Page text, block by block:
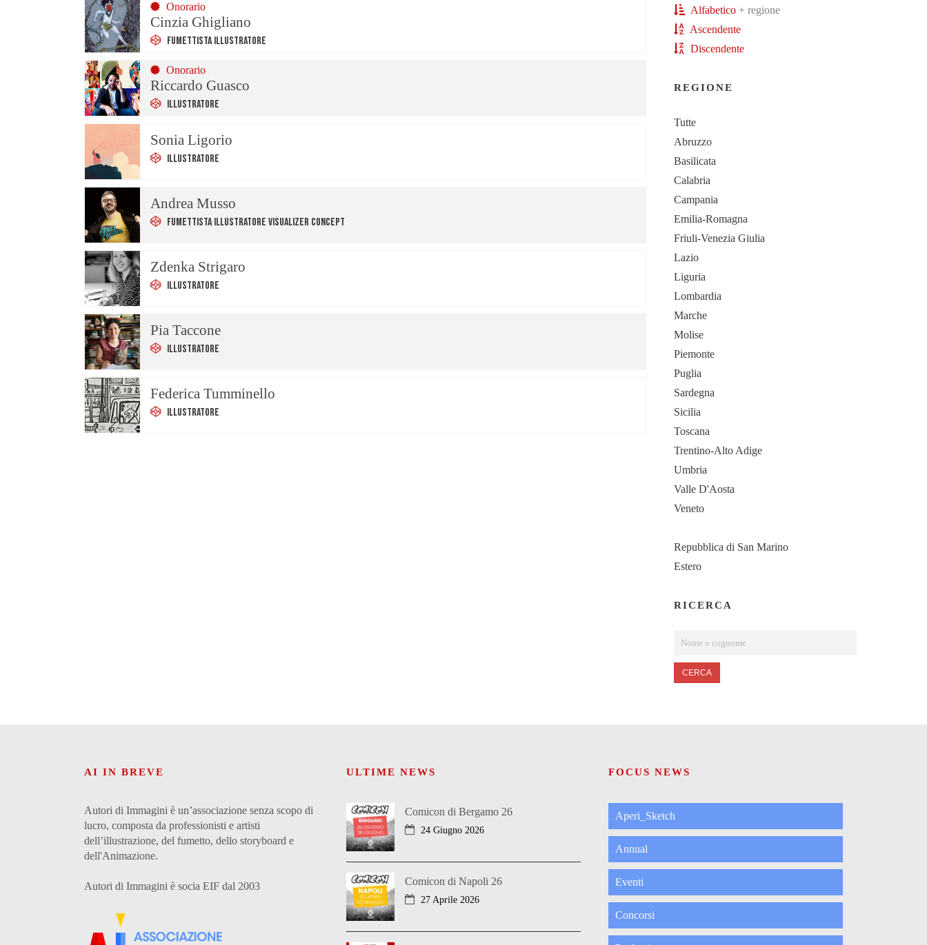
Onorario
Cinzia Ghigliano
Fumettista Illustratore
Onorario
Riccardo Guasco
Illustratore
Sonia Ligorio
Illustratore
Andrea Musso
Fumettista Illustratore Visualizer Concept
Zdenka Strigaro
Illustratore
Pia Taccone
Illustratore
Federica Tumminello
Illustratore
Alfabetico + regione
Ascendente
Discendente
REGIONE
Tutte
Abruzzo
Basilicata
Calabria
Campania
Emilia-Romagna
Friuli-Venezia Giulia
Lazio
Liguria
Lombardia
Marche
Molise
Piemonte
Puglia
Sardegna
Sicilia
Toscana
Trentino-Alto Adige
Umbria
Valle D'Aosta
Veneto
Repubblica di San Marino
Estero
RICERCA
CERCA
AI IN BREVE
Autori di Immagini è un’associazione senza scopo di
lucro, composta da professionisti e artisti
dell’illustrazione, del fumetto, dello storyboard e
dell'Animazione.
Autori di Immagini è socia EIF dal 2003
ULTIME NEWS
Comicon di Bergamo 26
24 Giugno 2026
Comicon di Napoli 26
27 Aprile 2026
FOCUS NEWS
Aperi_Sketch
Annual
Eventi
Concorsi